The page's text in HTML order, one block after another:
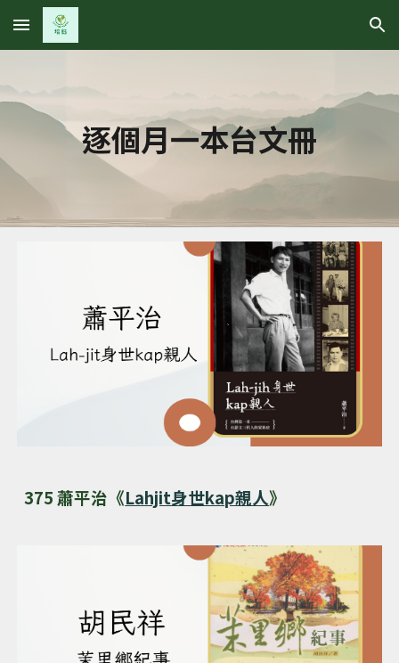
Skip to main content Skip to navigation
逐個月一本台文冊
375 蕭平治《Lahjit身世kap親人》